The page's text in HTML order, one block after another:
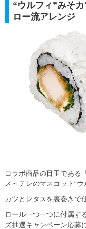
“ウルフィ”みそ
ロー流アレンジ
コラボ商品の目玉である
メ～テレのマスコット“ウ
カツとレタスを裏巻きで
ロール一つ一つに付属す
ズ抽選キャンペーン応募